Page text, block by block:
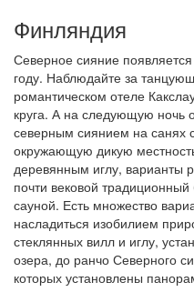
Финляндия
Северное сияние
году. Наблюдайте за
романтическом отеле
круга. А на следующую ночь
северным сиянием на санях
окружающую дикую
деревянным иглу, варианты
почти вековой
сауной. Есть множество
насладиться изобилием
стеклянных вилл и иглу,
озера, до ранчо Северного
которых установлены